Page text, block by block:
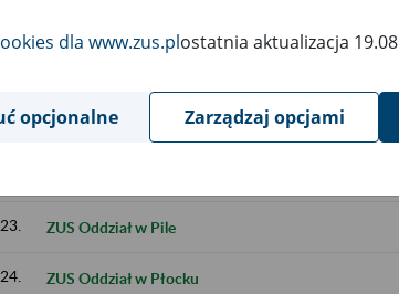
21. ZUS Oddział w Opolu
23. ZUS Oddział w Pile
24. ZUS Oddział w Płocku
dla www.zus.plostatnia aktualizacja
opcjonalne Zarządzaj opcjami